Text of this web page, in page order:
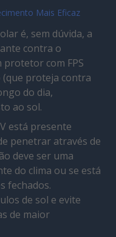
Mais Eficaz
é, sem dúvida, a
contra o
com FPS
(que proteja contra
do dia,
ao sol.
está presente
penetrar através de
deve ser uma
do clima ou se está
fechados.
de sol e evite
de maior